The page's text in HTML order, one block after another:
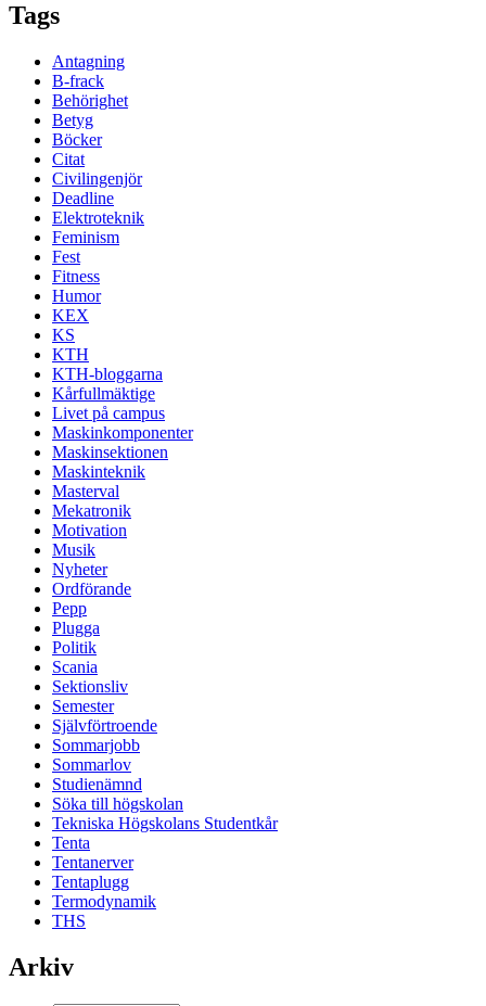
Tags
Antagning
B-frack
Behörighet
Betyg
Böcker
Citat
Civilingenjör
Deadline
Elektroteknik
Feminism
Fest
Fitness
Humor
KEX
KS
KTH
KTH-bloggarna
Kårfullmäktige
Livet på campus
Maskinkomponenter
Maskinsektionen
Maskinteknik
Masterval
Mekatronik
Motivation
Musik
Nyheter
Ordförande
Pepp
Plugga
Politik
Scania
Sektionsliv
Semester
Självförtroende
Sommarjobb
Sommarlov
Studienämnd
Söka till högskolan
Tekniska Högskolans Studentkår
Tenta
Tentanerver
Tentaplugg
Termodynamik
THS
Arkiv